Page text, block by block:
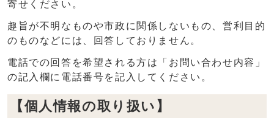
寄せください。
趣旨が不明なものや市政に関係しないもの、営利目的
のものなどには、回答しておりません。
電話での回答を希望される方は「お問い合わせ内容」
の記入欄に電話番号を記入してください。
【個人情報の取り扱い】